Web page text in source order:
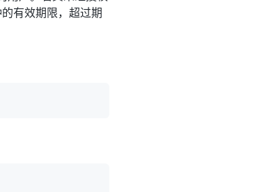
有效期限，超过期